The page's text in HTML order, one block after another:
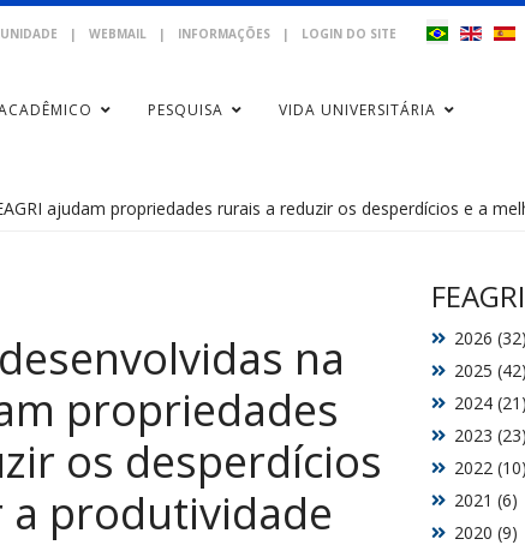
| WEBMAIL | INFORMAÇÕES | LOGIN DO SITE
PESQUISA VIDA UNIVERSITÁRIA
ajudam propriedades rurais a reduzir os desperdícios e a
na
propriedades
os desperdícios
a produtividade
2020 (9)
2021 (6)
2022 (10)
2023 (23)
2024 (21)
2025 (42)
2026 (32)